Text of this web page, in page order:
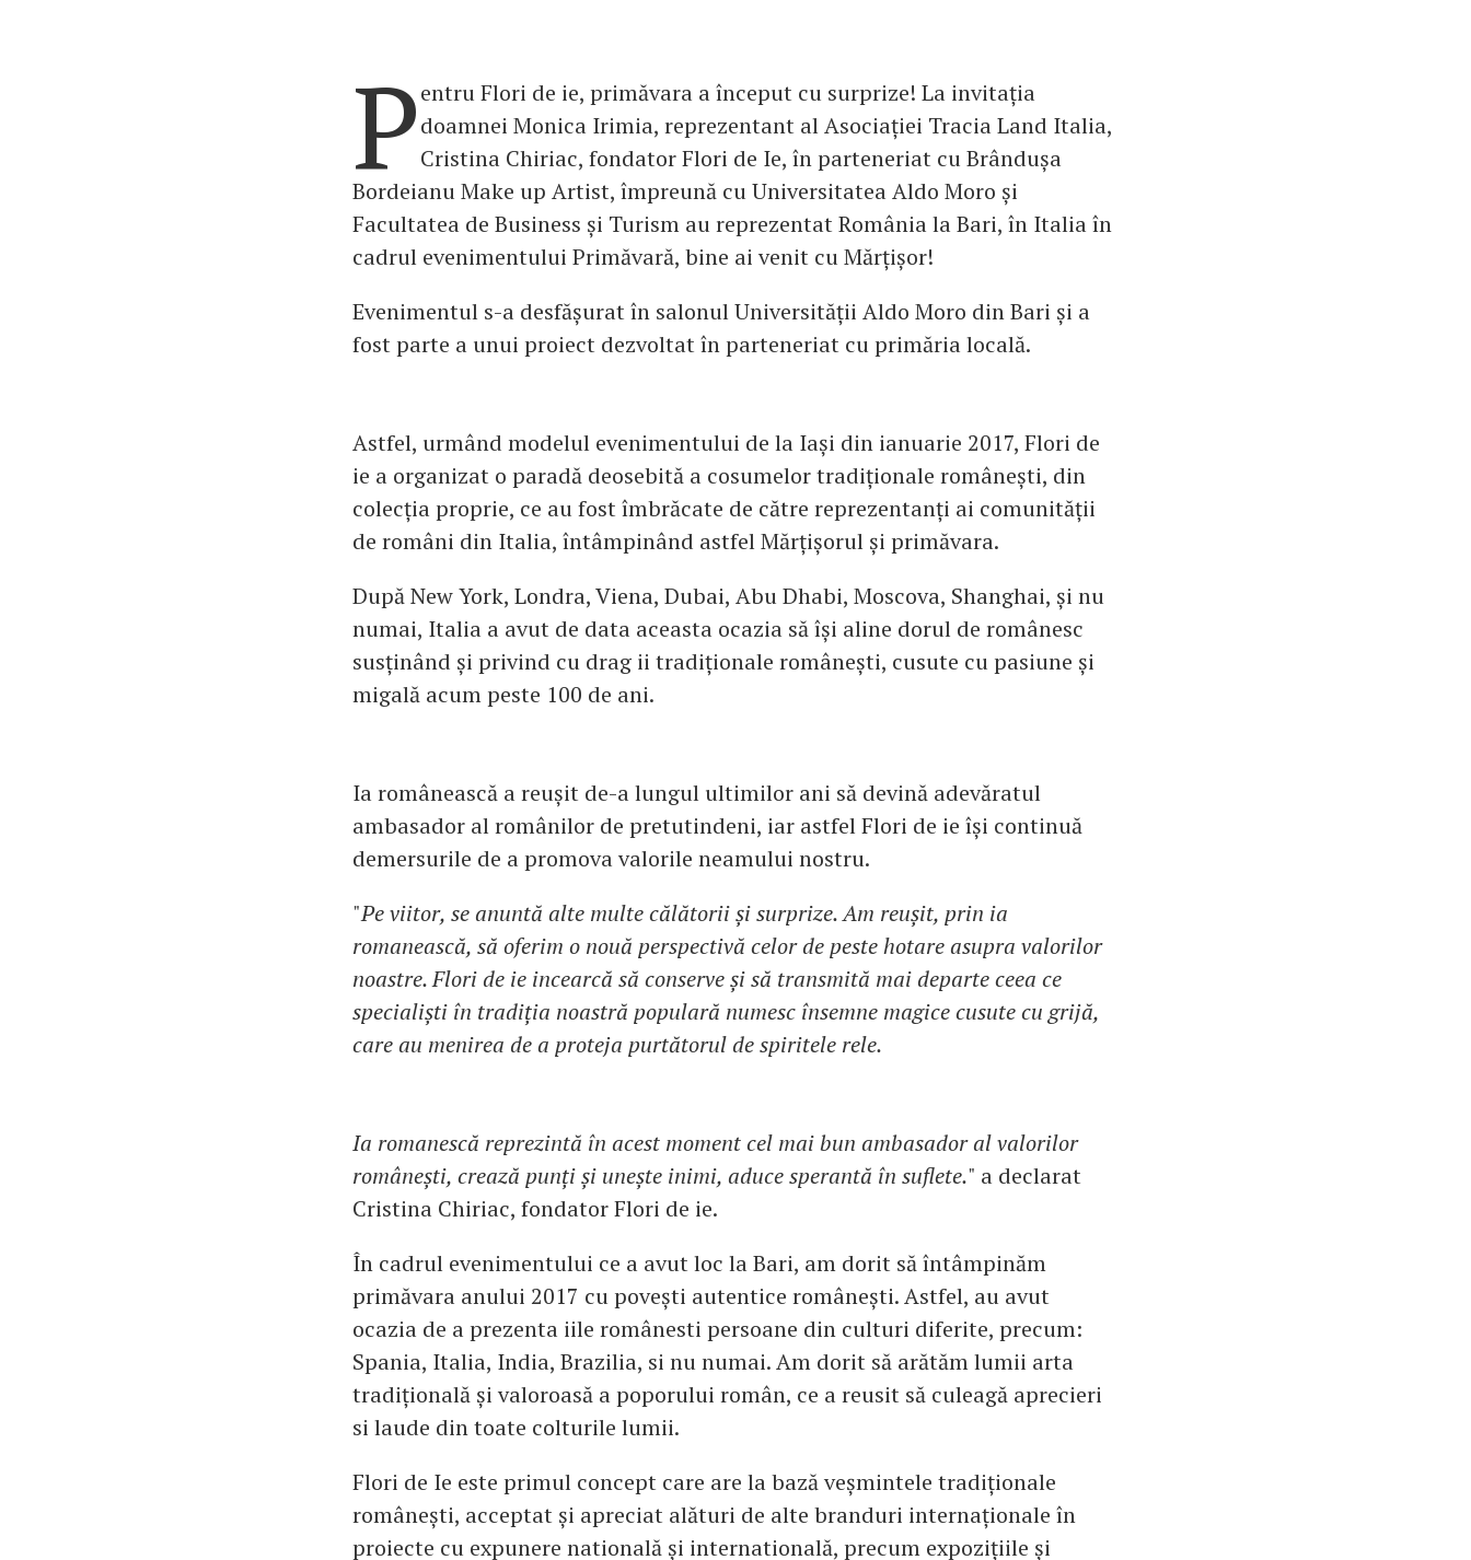
Pentru Flori de ie, primăvara a început cu surprize! La invitația
doamnei Monica Irimia, reprezentant al Asociației Tracia Land Italia,
Cristina Chiriac, fondator Flori de Ie, în parteneriat cu Brândușa
Bordeianu Make up Artist, împreună cu Universitatea Aldo Moro și
Facultatea de Business și Turism au reprezentat România la Bari, în Italia în
cadrul evenimentului Primăvară, bine ai venit cu Mărțișor!
Evenimentul s-a desfășurat în salonul Universității Aldo Moro din Bari și a
fost parte a unui proiect dezvoltat în parteneriat cu primăria locală.
Astfel, urmând modelul evenimentului de la Iași din ianuarie 2017, Flori de
ie a organizat o paradă deosebită a cosumelor tradiționale românești, din
colecția proprie, ce au fost îmbrăcate de către reprezentanți ai comunității
de români din Italia, întâmpinând astfel Mărțișorul și primăvara.
După New York, Londra, Viena, Dubai, Abu Dhabi, Moscova, Shanghai, și nu
numai, Italia a avut de data aceasta ocazia să își aline dorul de românesc
susținând și privind cu drag ii tradiționale românești, cusute cu pasiune și
migală acum peste 100 de ani.
Ia românească a reușit de-a lungul ultimilor ani să devină adevăratul
ambasador al românilor de pretutindeni, iar astfel Flori de ie își continuă
demersurile de a promova valorile neamului nostru.
"Pe viitor, se anuntă alte multe călătorii și surprize. Am reușit, prin ia
romanească, să oferim o nouă perspectivă celor de peste hotare asupra valorilor
noastre. Flori de ie incearcă să conserve și să transmită mai departe ceea ce
specialiști în tradiția noastră populară numesc însemne magice cusute cu grijă,
care au menirea de a proteja purtătorul de spiritele rele.
Ia romanescă reprezintă în acest moment cel mai bun ambasador al valorilor
românești, crează punți și unește inimi, aduce sperantă în suflete." a declarat
Cristina Chiriac, fondator Flori de ie.
În cadrul evenimentului ce a avut loc la Bari, am dorit să întâmpinăm
primăvara anului 2017 cu povești autentice românești. Astfel, au avut
ocazia de a prezenta iile românesti persoane din culturi diferite, precum:
Spania, Italia, India, Brazilia, si nu numai. Am dorit să arătăm lumii arta
tradițională și valoroasă a poporului român, ce a reusit să culeagă aprecieri
si laude din toate colturile lumii.
Flori de Ie este primul concept care are la bază veșmintele tradiționale
românești, acceptat și apreciat alături de alte branduri internaționale în
proiecte cu expunere natională și internatională, precum expozițiile și